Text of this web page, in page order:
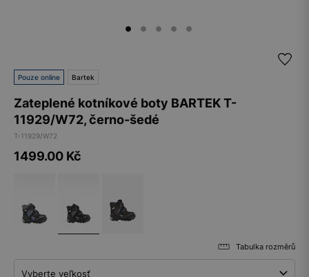
Pouze online Bartek
Zateplené kotníkové boty BARTEK T-
11929/W72, černo-šedé
T-11929/W72
1499.00 Kč
Tabulka rozměrů
Vyberte veľkosť